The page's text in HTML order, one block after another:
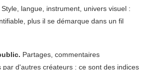
Style, langue, instrument, univers visuel :
plus il se démarque dans un fil
Partages, commentaires
par d'autres créateurs : ce sont des indices